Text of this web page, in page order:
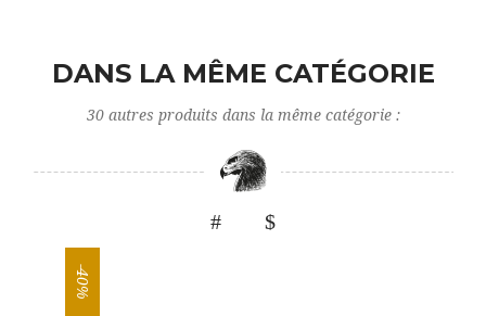
DANS LA MÊME CATÉGORIE
30 autres produits dans la même catégorie :
-40%